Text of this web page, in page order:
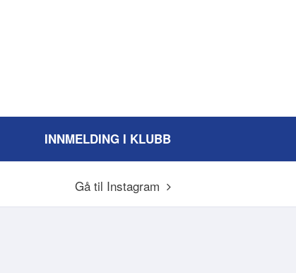
INNMELDING I KLUBB
Gå til Instagram